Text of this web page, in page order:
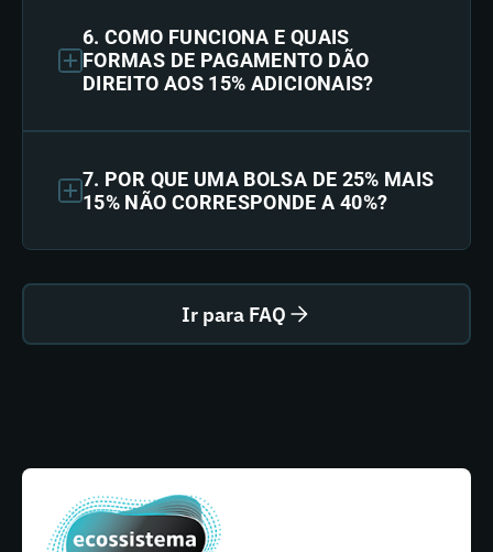
6. COMO FUNCIONA E QUAIS
FORMAS DE PAGAMENTO DÃO
DIREITO AOS 15% ADICIONAIS?
7. POR QUE UMA BOLSA DE 25% MAIS
15% NÃO CORRESPONDE A 40%?
Ir para FAQ